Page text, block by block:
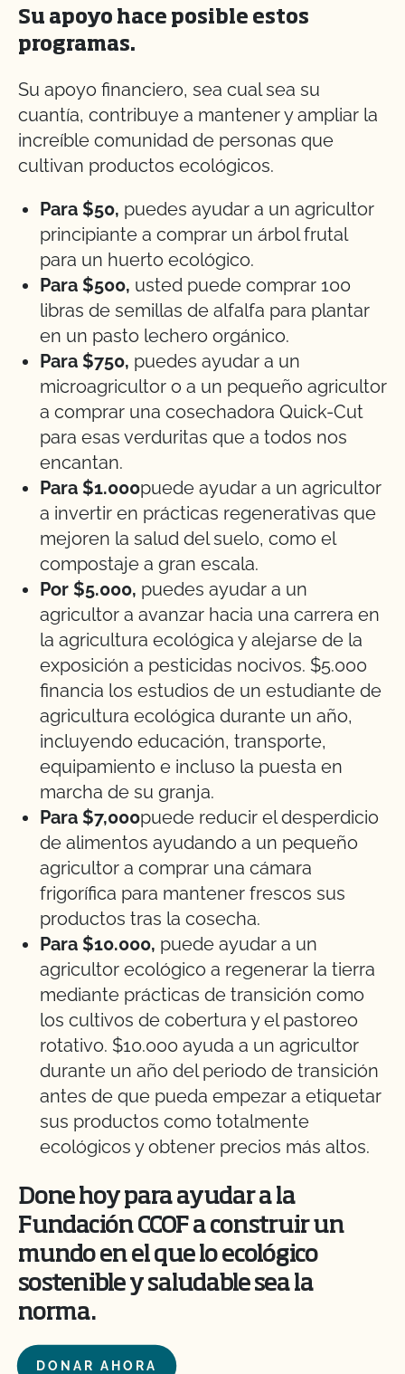
Su apoyo hace posible estos
programas.
Su apoyo financiero, sea cual sea su
cuantía, contribuye a mantener y ampliar la
increíble comunidad de personas que
cultivan productos ecológicos.
Para $50, puedes ayudar a un agricultor
principiante a comprar un árbol frutal
para un huerto ecológico.
Para $500, usted puede comprar 100
libras de semillas de alfalfa para plantar
en un pasto lechero orgánico.
Para $750, puedes ayudar a un
microagricultor o a un pequeño agricultor
a comprar una cosechadora Quick-Cut
para esas verduritas que a todos nos
encantan.
Para $1.000puede ayudar a un agricultor
a invertir en prácticas regenerativas que
mejoren la salud del suelo, como el
compostaje a gran escala.
Por $5.000, puedes ayudar a un
agricultor a avanzar hacia una carrera en
la agricultura ecológica y alejarse de la
exposición a pesticidas nocivos. $5.000
financia los estudios de un estudiante de
agricultura ecológica durante un año,
incluyendo educación, transporte,
equipamiento e incluso la puesta en
marcha de su granja.
Para $7,000puede reducir el desperdicio
de alimentos ayudando a un pequeño
agricultor a comprar una cámara
frigorífica para mantener frescos sus
productos tras la cosecha.
Para $10.000, puede ayudar a un
agricultor ecológico a regenerar la tierra
mediante prácticas de transición como
los cultivos de cobertura y el pastoreo
rotativo. $10.000 ayuda a un agricultor
durante un año del periodo de transición
antes de que pueda empezar a etiquetar
sus productos como totalmente
ecológicos y obtener precios más altos.
Done hoy para ayudar a la
Fundación CCOF a construir un
mundo en el que lo ecológico
sostenible y saludable sea la
norma.
DONAR AHORA